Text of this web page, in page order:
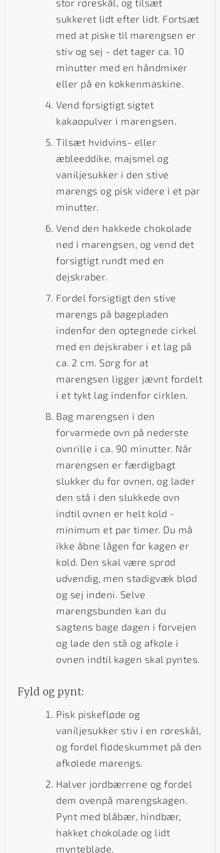
stor røreskål, og tilsæt
sukkeret lidt efter lidt. Fortsæt
med at piske til marengsen er
stiv og sej - det tager ca. 10
minutter med en håndmixer
eller på en køkkenmaskine.
Vend forsigtigt sigtet
kakaopulver i marengsen.
Tilsæt hvidvins- eller
æbleeddike, majsmel og
vaniljesukker i den stive
marengs og pisk videre i et par
minutter.
Vend den hakkede chokolade
ned i marengsen, og vend det
forsigtigt rundt med en
dejskraber.
Fordel forsigtigt den stive
marengs på bagepladen
indenfor den optegnede cirkel
med en dejskraber i et lag på
ca. 2 cm. Sørg for at
marengsen ligger jævnt fordelt
i et tykt lag indenfor cirklen.
Bag marengsen i den
forvarmede ovn på nederste
ovnrille i ca. 90 minutter. Når
marengsen er færdigbagt
slukker du for ovnen, og lader
den stå i den slukkede ovn
indtil ovnen er helt kold -
minimum et par timer. Du må
ikke åbne lågen før kagen er
kold. Den skal være sprød
udvendig, men stadigvæk blød
og sej indeni. Selve
marengsbunden kan du
sagtens bage dagen i forvejen
og lade den stå og afkøle i
ovnen indtil kagen skal pyntes.
Fyld og pynt:
Pisk piskefløde og
vaniljesukker stiv i en røreskål,
og fordel flødeskummet på den
afkølede marengs.
Halver jordbærrene og fordel
dem ovenpå marengskagen.
Pynt med blåbær, hindbær,
hakket chokolade og lidt
mynteblade.